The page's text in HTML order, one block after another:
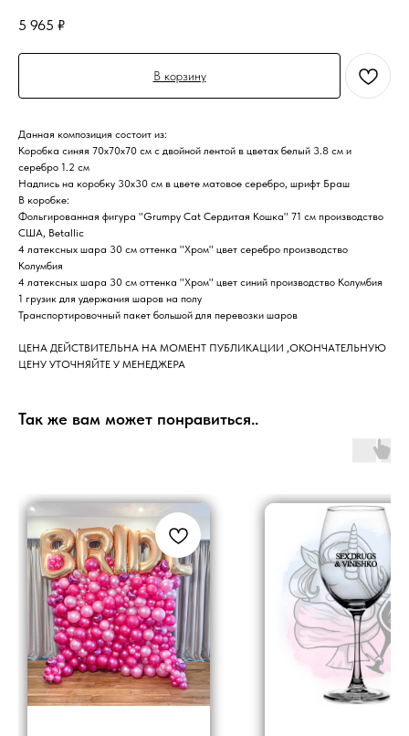
5 965 ₽
В корзину
Данная композиция состоит из:
Коробка синяя 70х70х70 см с двойной лентой в цветах белый 3.8 см и
серебро 1.2 см
Надпись на коробку 30х30 см в цвете матовое серебро, шрифт Браш
В коробке:
Фольгированная фигура "Grumpy Cat Сердитая Кошка" 71 см производство
США, Betallic
4 латексных шара 30 см оттенка "Хром" цвет серебро производство
Колумбия
4 латексных шара 30 см оттенка "Хром" цвет синий производство Колумбия
1 грузик для удержания шаров на полу
Транспортировочный пакет большой для перевозки шаров
ЦЕНА ДЕЙСТВИТЕЛЬНА НА МОМЕНТ ПУБЛИКАЦИИ ,ОКОНЧАТЕЛЬНУЮ
ЦЕНУ УТОЧНЯЙТЕ У МЕНЕДЖЕРА
Так же вам может понравиться..